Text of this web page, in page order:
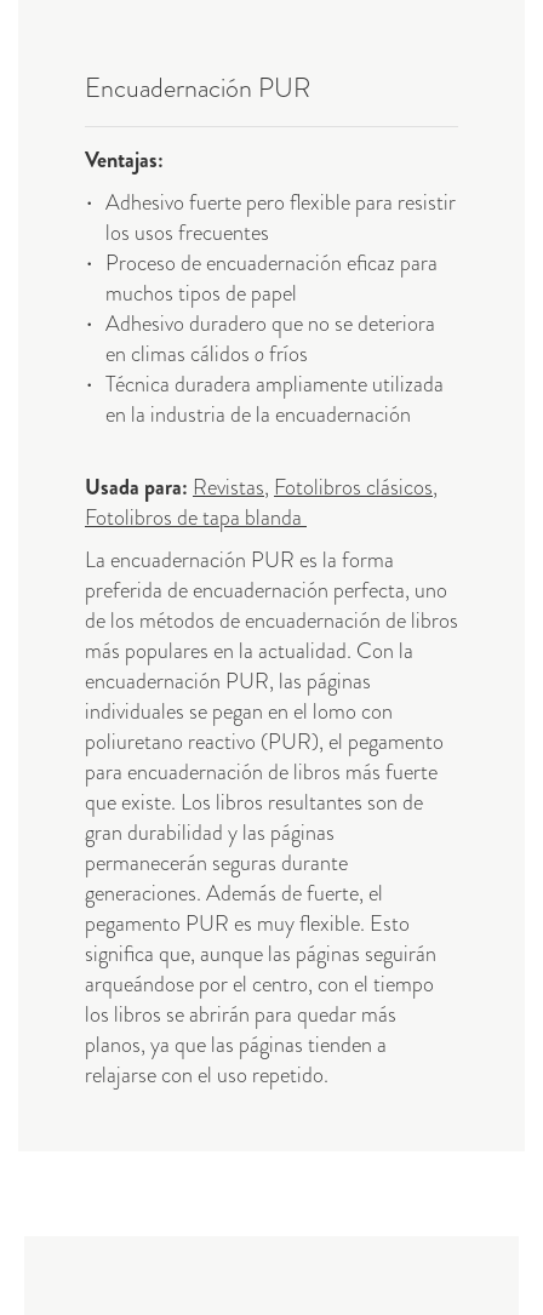
Encuadernación PUR
Ventajas:
Adhesivo fuerte pero flexible para resistir
los usos frecuentes
Proceso de encuadernación eficaz para
muchos tipos de papel
Adhesivo duradero que no se deteriora
en climas cálidosofríos
Técnica duradera ampliamente utilizada
en la industria de la encuadernación
Usada para:Revistas,Fotolibros clásicos,
Fotolibros de tapa blanda
La encuadernación PUR es la forma
preferida de encuadernación perfecta, uno
de los métodos de encuadernación de libros
más populares en la actualidad. Con la
encuadernación PUR, las páginas
individuales se pegan en el lomo con
poliuretano reactivo (PUR), el pegamento
para encuadernación de libros más fuerte
que existe. Los libros resultantes son de
gran durabilidad y las páginas
permanecerán seguras durante
generaciones. Además de fuerte, el
pegamento PUR es muy flexible. Esto
significa que, aunque las páginas seguirán
arqueándose por el centro, con el tiempo
los libros se abrirán para quedar más
planos, ya que las páginas tienden a
relajarse con el uso repetido.